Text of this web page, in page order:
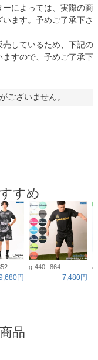
によっては、実際の商
ます。予めご了承下さ
しているため、下記の
すので、予めご了承下
ございません。
すめ
円
g-440--864
7,480円
品